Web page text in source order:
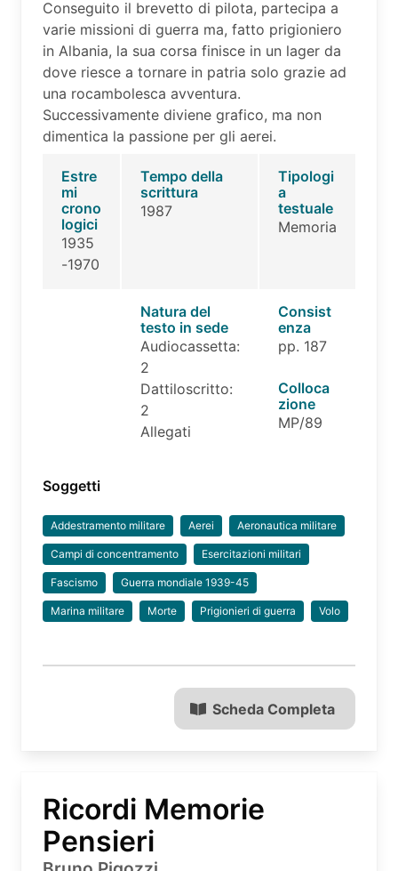
Conseguito il brevetto di pilota, partecipa a
varie missioni di guerra ma, fatto prigioniero
in Albania, la sua corsa finisce in un lager da
dove riesce a tornare in patria solo grazie ad
una rocambolesca avventura.
Successivamente diviene grafico, ma non
dimentica la passione per gli aerei.
Estre
mi
crono
logici
1935
-1970
Tempo della
scrittura
1987
Tipologi
a
testuale
Memoria
Natura del
testo in sede
Audiocassetta:
2
Dattiloscritto:
2
Allegati
Consist
enza
pp. 187
Colloca
zione
MP/89
Soggetti
Addestramento militare Aerei Aeronautica militare
Campi di concentramento Esercitazioni militari
Fascismo Guerra mondiale 1939-45
Marina militare Morte Prigionieri di guerra Volo
Scheda Completa
Ricordi Memorie
Pensieri